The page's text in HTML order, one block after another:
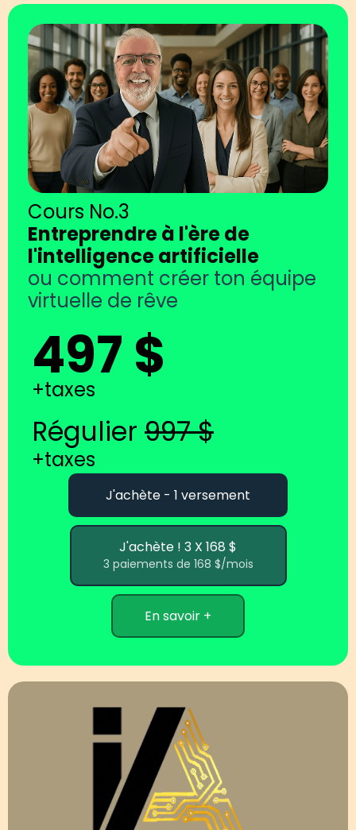
Cours No.3
Entreprendre à l'ère de
l'intelligence artificielle
ou comment créer ton équipe
virtuelle de rêve
497 $
+taxes
Régulier 997 $
+taxes
J'achète - 1 versement
J'achète ! 3 X 168 $
3 paiements de 168 $/mois
En savoir +